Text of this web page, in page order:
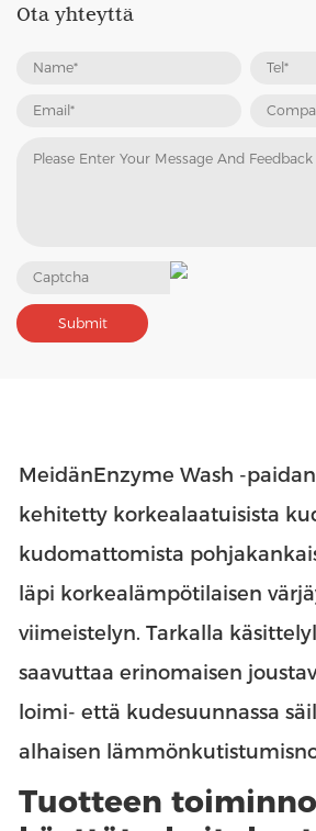
Ota yhteyttä
MeidänEnzyme Wash -
kehitetty korkealaatuisista
kudomattomista
läpi korkealämpötilaisen
viimeistelyn. Tarkalla
saavuttaa erinomaisen
loimi- että kudesuunnassa
alhaisen
Tuotteen